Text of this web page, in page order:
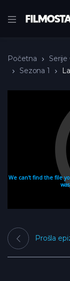
Početna Serije
Sezona 1
Prošla